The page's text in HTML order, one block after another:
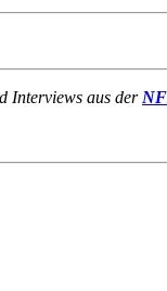
Interviews aus der